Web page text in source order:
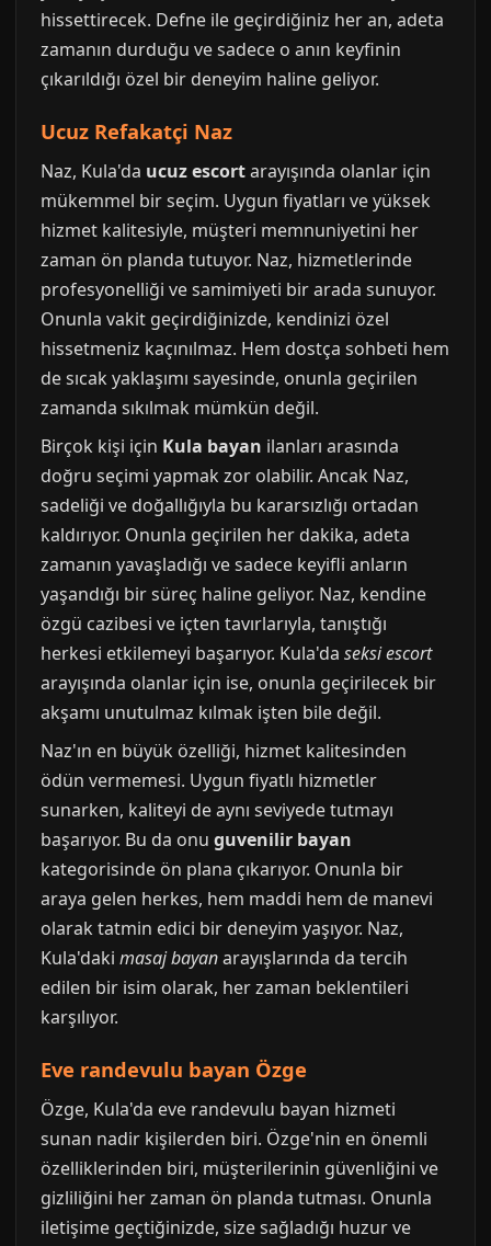
hissettirecek. Defne ile geçirdiğiniz her an, adeta
zamanın durduğu ve sadece o anın keyfinin
çıkarıldığı özel bir deneyim haline geliyor.
Ucuz Refakatçi Naz
Naz, Kula'da ucuz escortarayışında olanlar için
mükemmel bir seçim. Uygun fiyatları ve yüksek
hizmet kalitesiyle, müşteri memnuniyetini her
zaman ön planda tutuyor. Naz, hizmetlerinde
profesyonelliği ve samimiyeti bir arada sunuyor.
Onunla vakit geçirdiğinizde, kendinizi özel
hissetmeniz kaçınılmaz. Hem dostça sohbeti hem
de sıcak yaklaşımı sayesinde, onunla geçirilen
zamanda sıkılmak mümkün değil.
Birçok kişi için Kula bayan ilanları arasında
doğru seçimi yapmak zor olabilir. Ancak Naz,
sadeliği ve doğallığıyla bu kararsızlığı ortadan
kaldırıyor. Onunla geçirilen her dakika, adeta
zamanın yavaşladığı ve sadece keyifli anların
yaşandığı bir süreç haline geliyor. Naz, kendine
özgü cazibesi ve içten tavırlarıyla, tanıştığı
herkesi etkilemeyi başarıyor. Kula'da seksi escort
arayışında olanlar için ise, onunla geçirilecek bir
akşamı unutulmaz kılmak işten bile değil.
Naz'ın en büyük özelliği, hizmet kalitesinden
ödün vermemesi. Uygun fiyatlı hizmetler
sunarken, kaliteyi de aynı seviyede tutmayı
başarıyor. Bu da onu guvenilir bayan
kategorisinde ön plana çıkarıyor. Onunla bir
araya gelen herkes, hem maddi hem de manevi
olarak tatmin edici bir deneyim yaşıyor. Naz,
Kula'daki masaj bayanarayışlarında da tercih
edilen bir isim olarak, her zaman beklentileri
karşılıyor.
Eve randevulu bayan Özge
Özge, Kula'da eve randevulu bayan hizmeti
sunan nadir kişilerden biri. Özge'nin en önemli
özelliklerinden biri, müşterilerinin güvenliğini ve
gizliliğini her zaman ön planda tutması. Onunla
iletişime geçtiğinizde, size sağladığı huzur ve